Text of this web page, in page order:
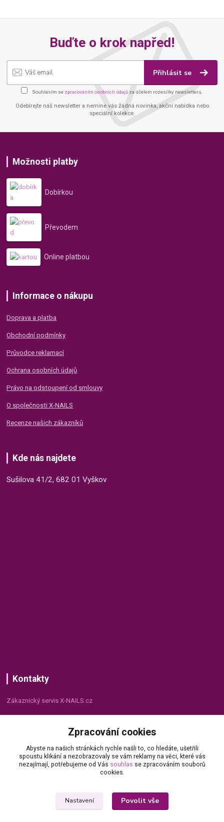
Buďte o krok napřed!
Přihlásit se
Souhlasím se zpracováním osobních údajů za účelem rozesílky newsletteru.
Odebírejte náš newsletter a nemine vás žádná novinka, akční nabídka nebo
speciální kolekce.
Možnosti platby
Dobírkou
Převodem
Online platbou
Informace o nákupu
Doprava a platba
Obchodní podmínky
Průvodce reklamací
Ochrana osobních údajů
Právo na odstoupení od smlouvy
O společnosti X-NAILS
Recenze našich zákazníků
Kde nás najdete
Sušilova 41/2, 682 01 Vyškov
Kontakty
Zákaznický servis X-NAILS.cz
+420 735 055 075
(Po - Pá, 8 - 16 hod.)
info@x-nails.cz
Zpracování cookies
Abyste na našich stránkách rychle našli to, co hledáte, ušetřili
spoustu klikání a nezobrazovaly se vám reklamy na věci, které vás
nezajímají, potřebujeme od Vás souhlas se zpracováním souborů
cookies.
Nastavení Povolit vše